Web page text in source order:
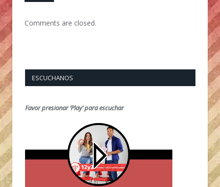
Comments are closed.
ESCUCHANOS
Favor presionar ‘Play’ para escuchar